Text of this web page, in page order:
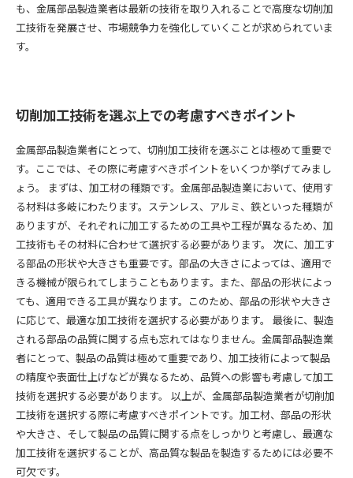
も、金属部品製造業者は最新の技術を取り入れることで高度な切削加
工技術を発展させ、市場競争力を強化していくことが求められていま
す。
切削加工技術を選ぶ上での考慮すべきポイント
金属部品製造業者にとって、切削加工技術を選ぶことは極めて重要で
す。ここでは、その際に考慮すべきポイントをいくつか挙げてみまし
ょう。 まずは、加工材の種類です。金属部品製造業において、使用す
る材料は多岐にわたります。ステンレス、アルミ、鉄といった種類が
ありますが、それぞれに加工するための工具や工程が異なるため、加
工技術もその材料に合わせて選択する必要があります。 次に、加工す
る部品の形状や大きさも重要です。部品の大きさによっては、適用で
きる機械が限られてしまうこともあります。また、部品の形状によっ
ても、適用できる工具が異なります。このため、部品の形状や大きさ
に応じて、最適な加工技術を選択する必要があります。 最後に、製造
される部品の品質に関する点も忘れてはなりません。金属部品製造業
者にとって、製品の品質は極めて重要であり、加工技術によって製品
の精度や表面仕上げなどが異なるため、品質への影響も考慮して加工
技術を選択する必要があります。 以上が、金属部品製造業者が切削加
工技術を選択する際に考慮すべきポイントです。加工材、部品の形状
や大きさ、そして製品の品質に関する点をしっかりと考慮し、最適な
加工技術を選択することが、高品質な製品を製造するためには必要不
可欠です。